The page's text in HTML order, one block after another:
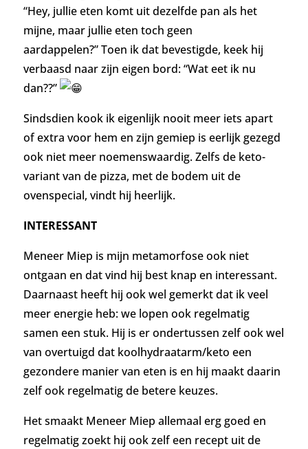
“Hey, jullie eten komt uit dezelfde pan als het
mijne, maar jullie eten toch geen
aardappelen?”Toen ik dat bevestigde, keek hij
verbaasd naar zijn eigen bord: “Wat eet ik nu
dan??”
Sindsdien kook ik eigenlijk nooit meer iets apart
of extra voor hem en zijn gemiep is eerlijk gezegd
ook niet meer noemenswaardig. Zelfs de keto-
variant van de pizza, met de bodem uit de
ovenspecial, vindt hij heerlijk.
INTERESSANT
Meneer Miep is mijn metamorfose ook niet
ontgaan en dat vind hij best knap en interessant.
Daarnaast heeft hij ook wel gemerkt dat ik veel
meer energie heb: we lopen ook regelmatig
samen een stuk. Hij is er ondertussen zelf ook wel
van overtuigd dat koolhydraatarm/keto een
gezondere manier van eten is en hij maakt daarin
zelf ook regelmatig de betere keuzes.
Het smaakt Meneer Miep allemaal erg goed en
regelmatig zoekt hij ook zelf een recept uit de